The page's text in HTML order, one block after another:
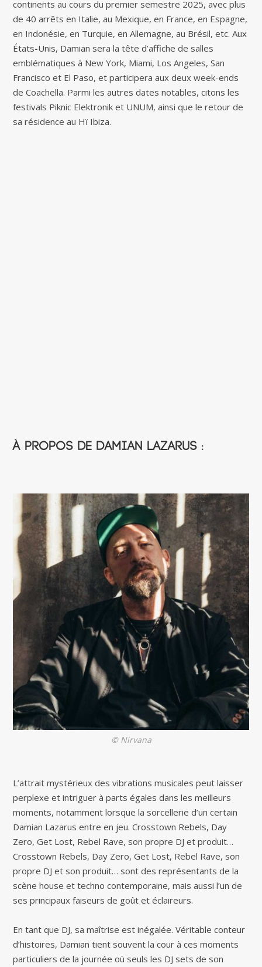
continents au cours du premier semestre 2025, avec plus
de 40 arrêts en Italie, au Mexique, en France, en Espagne,
en Indonésie, en Turquie, en Allemagne, au Brésil, etc. Aux
États-Unis, Damian sera la tête d’affiche de salles
emblématiques à New York, Miami, Los Angeles, San
Francisco et El Paso, et participera aux deux week-ends
de Coachella. Parmi les autres dates notables, citons les
festivals Piknic Elektronik et UNUM, ainsi que le retour de
sa résidence au Hï Ibiza.
À propos de Damian Lazarus :
© Nirvana
L’attrait mystérieux des vibrations musicales peut laisser
perplexe et intriguer à parts égales dans les meilleurs
moments, notamment lorsque la sorcellerie d’un certain
Damian Lazarus entre en jeu. Crosstown Rebels, Day
Zero, Get Lost, Rebel Rave, son propre DJ et produit…
Crosstown Rebels, Day Zero, Get Lost, Rebel Rave, son
propre DJ et son produit… sont des représentants de la
scène house et techno contemporaine, mais aussi l’un de
ses principaux faiseurs de goût et éclaireurs.
En tant que DJ, sa maîtrise est inégalée. Véritable conteur
d’histoires, Damian tient souvent la cour à ces moments
particuliers de la journée où seuls les DJ sets de son